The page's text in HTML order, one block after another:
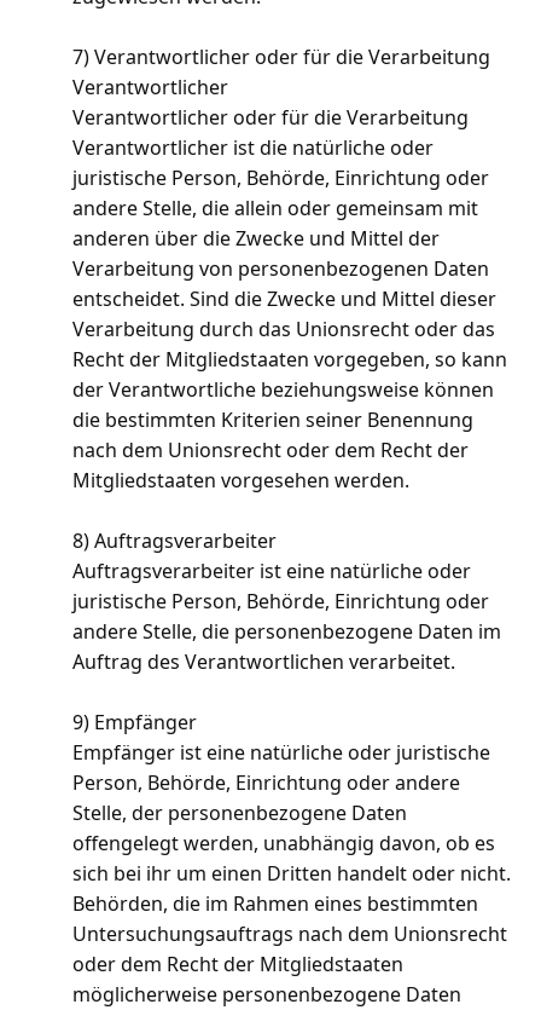
7) Verantwortlicher oder für die Verarbeitung
Verantwortlicher
Verantwortlicher oder für die Verarbeitung
Verantwortlicher ist die natürliche oder
juristische Person, Behörde, Einrichtung oder
andere Stelle, die allein oder gemeinsam mit
anderen über die Zwecke und Mittel der
Verarbeitung von personenbezogenen Daten
entscheidet. Sind die Zwecke und Mittel dieser
Verarbeitung durch das Unionsrecht oder das
Recht der Mitgliedstaaten vorgegeben, so kann
der Verantwortliche beziehungsweise können
die bestimmten Kriterien seiner Benennung
nach dem Unionsrecht oder dem Recht der
Mitgliedstaaten vorgesehen werden.
8) Auftragsverarbeiter
Auftragsverarbeiter ist eine natürliche oder
juristische Person, Behörde, Einrichtung oder
andere Stelle, die personenbezogene Daten im
Auftrag des Verantwortlichen verarbeitet.
9) Empfänger
Empfänger ist eine natürliche oder juristische
Person, Behörde, Einrichtung oder andere
Stelle, der personenbezogene Daten
offengelegt werden, unabhängig davon, ob es
sich bei ihr um einen Dritten handelt oder nicht.
Behörden, die im Rahmen eines bestimmten
Untersuchungsauftrags nach dem Unionsrecht
oder dem Recht der Mitgliedstaaten
möglicherweise personenbezogene Daten